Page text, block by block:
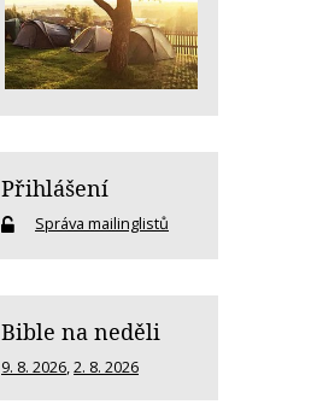
Přihlášení
Správa mailinglistů
Bible na neděli
9. 8. 2026 2. 8. 2026